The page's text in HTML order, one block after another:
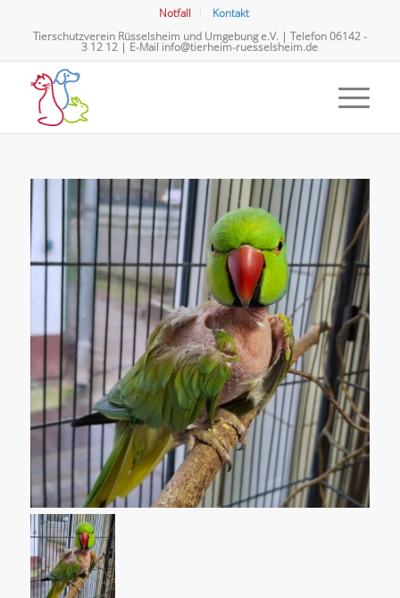
Notfall
Kontakt
Tierschutzverein Rüsselsheim und Umgebung e.V. | Telefon06142 -
3 12 12 | E-Mail info@tierheim-ruesselsheim.de